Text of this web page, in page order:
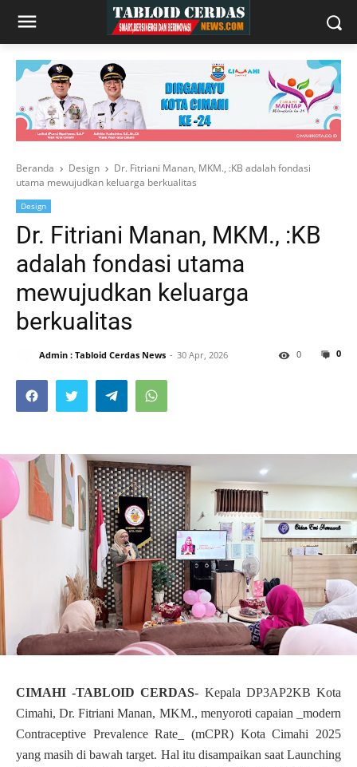
Beranda Design
Dr. Fitriani Manan, MKM., :KB adalah fondasi
utama mewujudkan keluarga berkualitas
Design
Dr. Fitriani Manan, MKM., :KB
adalah fondasi utama
mewujudkan keluarga
berkualitas
Admin : Tabloid Cerdas News 30 Apr, 2026 0
0
CIMAHI -TABLOID CERDAS- Kepala DP3AP2KB Kota
Cimahi, Dr. Fitriani Manan, MKM., menyoroti capaian _modern
Contraceptive Prevalence Rate_ (mCPR) Kota Cimahi 2025
yang masih di bawah target. Hal itu disampaikan saat Launching